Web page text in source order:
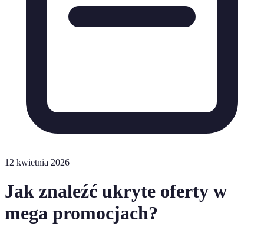
12 kwietnia 2026
Jak znaleźć ukryte oferty w
mega promocjach?